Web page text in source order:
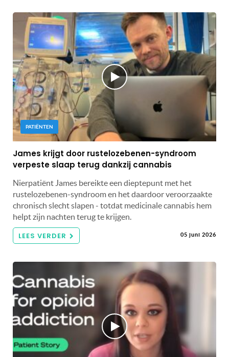
PATIËNTEN
James krijgt door rustelozebenen-syndroom
verpeste slaap terug dankzij cannabis
Nierpatiënt James bereikte een dieptepunt met het
rustelozebenen-syndroom en het daardoor veroorzaakte
chronisch slecht slapen - totdat medicinale cannabis hem
helpt zijn nachten terug te krijgen.
LEES VERDER 05 juni 2026